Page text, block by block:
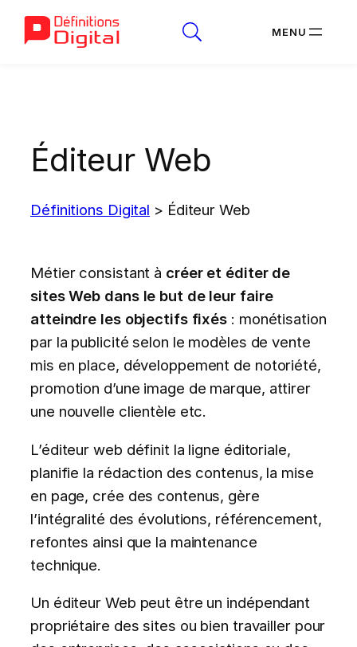
Éditeur Web
Définitions Digital > Éditeur Web
Métier consistant à créer et éditer de
sites Web dans le but de leur faire
atteindre les objectifs fixés : monétisation
par la publicité selon le modèles de vente
mis en place, développement de notoriété,
promotion d’une image de marque, attirer
une nouvelle clientèle etc.
L’éditeur web définit la ligne éditoriale,
planifie la rédaction des contenus, la mise
en page, crée des contenus, gère
l’intégralité des évolutions, référencement,
refontes ainsi que la maintenance
technique.
Un éditeur Web peut être un indépendant
propriétaire des sites ou bien travailler pour